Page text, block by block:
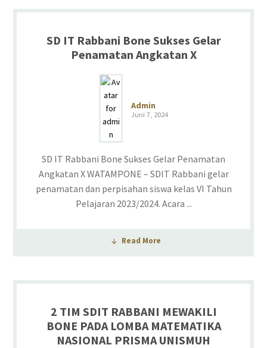
SD IT Rabbani Bone Sukses Gelar
Penamatan Angkatan X
Admin
Juni 7, 2024
SD IT Rabbani Bone Sukses Gelar Penamatan
Angkatan X WATAMPONE – SDIT Rabbani gelar
penamatan dan perpisahan siswa kelas VI Tahun
Pelajaran 2023/2024. Acara ...
Read More
2 TIM SDIT RABBANI MEWAKILI
BONE PADA LOMBA MATEMATIKA
NASIONAL PRISMA UNISMUH